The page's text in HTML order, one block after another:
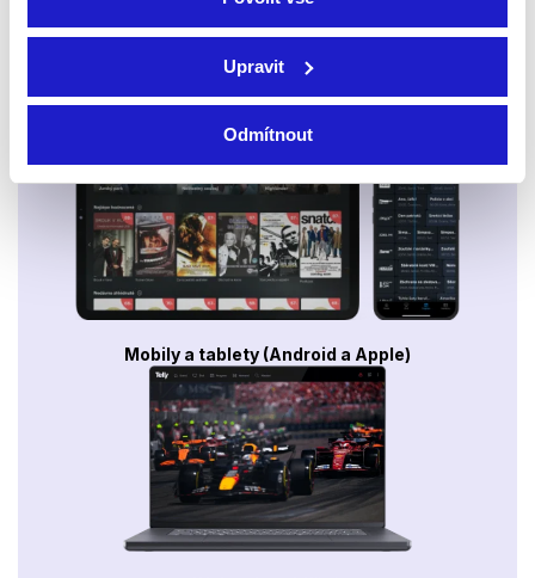
Upravit
Odmítnout
Smart TV - Android, Google, Samsung, LG, VIDAA
Mobily a tablety (Android a Apple)